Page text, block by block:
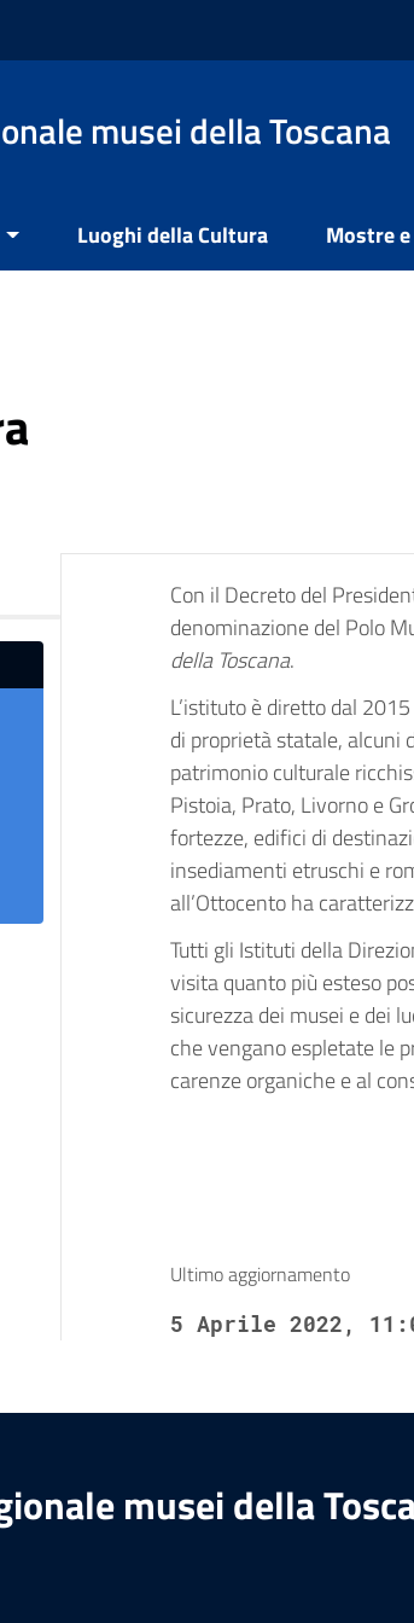
musei della Toscana
Luoghi della Cultura Mostre
Con il Decreto del
denominazione del Polo
della Toscana.
L’istituto è diretto dal
di proprietà statale, alcuni
patrimonio culturale
Pistoia, Prato, Livorno e
fortezze, edifici di
insediamenti etruschi e
all’Ottocento ha
Tutti gli Istituti della
visita quanto più esteso
sicurezza dei musei e dei
che vengano espletate le
carenze organiche e al
Ultimo aggiornamento
5 Aprile 2022,
musei della